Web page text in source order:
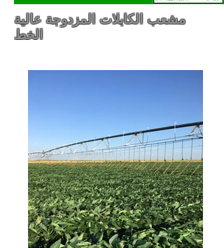
مشعب الكابلات المزدوجة عالية
الخط